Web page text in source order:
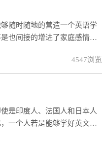
随时随地的营造一个英语学
也间接的增进了家庭感情交
师，那么学习英语口语的过
4547浏览
是印度人、法国人和日本人
一个人若是能够学好英文英